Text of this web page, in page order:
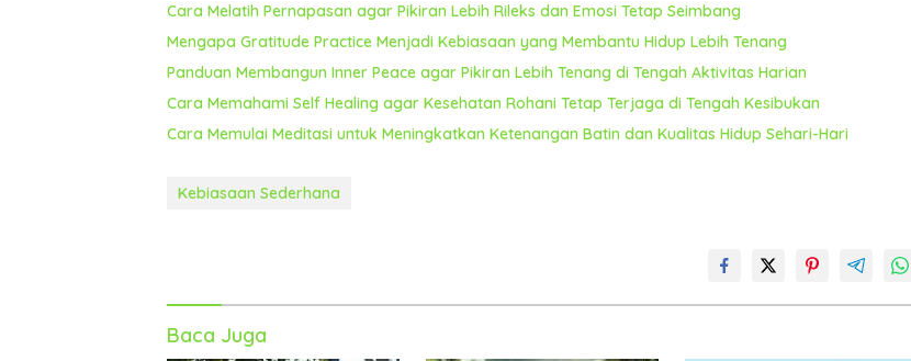
Cara Melatih Pernapasan agar Pikiran Lebih Rileks dan Emosi Tetap Seimbang
Mengapa Gratitude Practice Menjadi Kebiasaan yang Membantu Hidup Lebih Tenang
Panduan Membangun Inner Peace agar Pikiran Lebih Tenang di Tengah Aktivitas Harian
Cara Memahami Self Healing agar Kesehatan Rohani Tetap Terjaga di Tengah Kesibukan
Cara Memulai Meditasi untuk Meningkatkan Ketenangan Batin dan Kualitas Hidup Sehari-Hari
Kebiasaan Sederhana
Baca Juga